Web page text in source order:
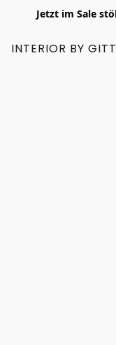
Jetzt im Sale
INTERIOR BY